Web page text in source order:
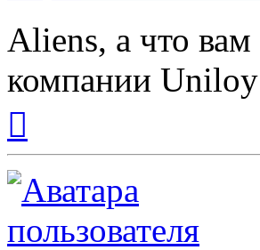
Aliens, а что вам
компании
началу